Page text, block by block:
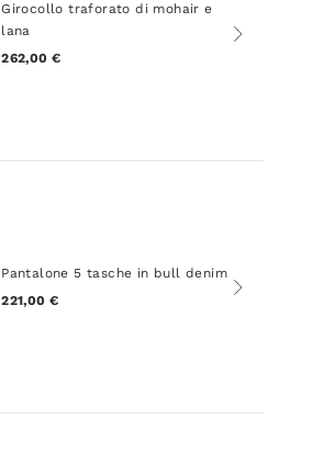
Girocollo traforato di mohair e
lana
262,00 €
Pantalone 5 tasche in bull denim
221,00 €